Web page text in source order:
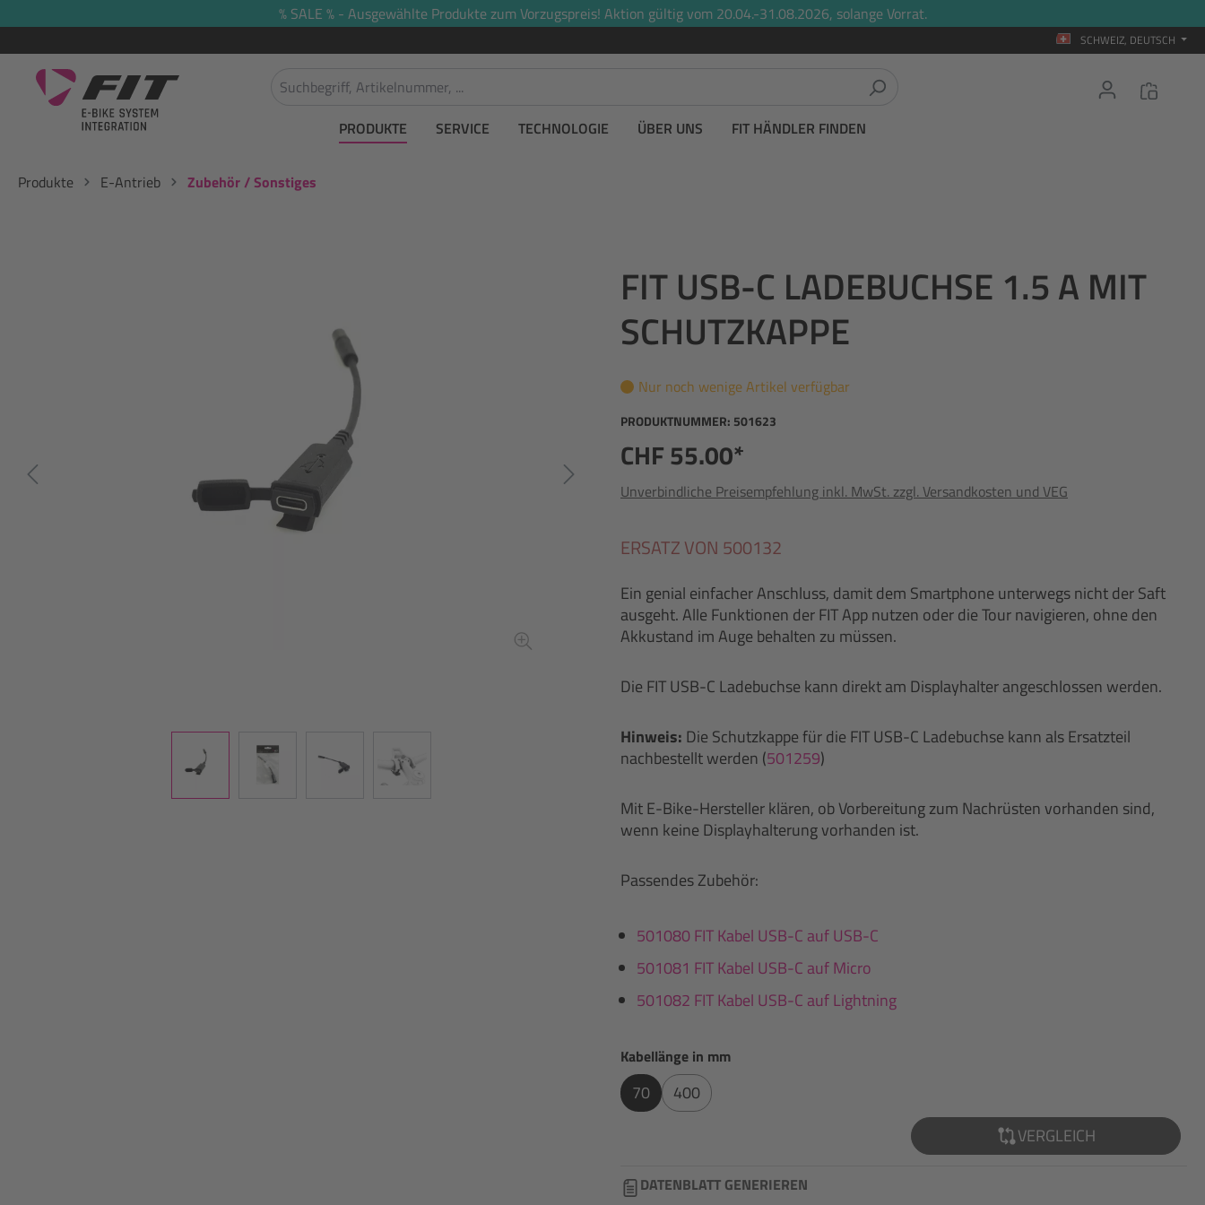
% SALE % - Ausgewählte Produkte zum Vorzugspreis! Aktion gültig vom 20.04.-31.08.2026, solange Vorrat.
SCHWEIZ, DEUTSCH
PRODUKTE SERVICE TECHNOLOGIE ÜBER UNS FIT HÄNDLER FINDEN
Produkte E-Antrieb Zubehör / Sonstiges
FIT USB-C LADEBUCHSE 1.5 A MIT
SCHUTZKAPPE
Nur noch wenige Artikel verfügbar
PRODUKTNUMMER: 501623
CHF 55.00*
Unverbindliche Preisempfehlung inkl. MwSt. zzgl. Versandkosten und VEG
ERSATZ VON 500132
Ein genial einfacher Anschluss, damit dem Smartphone unterwegs nicht der Saft
ausgeht. Alle Funktionen der FIT App nutzen oder die Tour navigieren, ohne den
Akkustand im Auge behalten zu müssen.
Die FIT USB-C Ladebuchse kann direkt am Displayhalter angeschlossen werden.
Hinweis: Die Schutzkappe für die FIT USB-C Ladebuchse kann als Ersatzteil
nachbestellt werden (501259)
Mit E-Bike-Hersteller klären, ob Vorbereitung zum Nachrüsten vorhanden sind,
wenn keine Displayhalterung vorhanden ist.
Passendes Zubehör:
501080 FIT Kabel USB-C auf USB-C
501081 FIT Kabel USB-C auf Micro
501082 FIT Kabel USB-C auf Lightning
Kabellänge in mmauswählen
70
400
VERGLEICH
DATENBLATT GENERIEREN